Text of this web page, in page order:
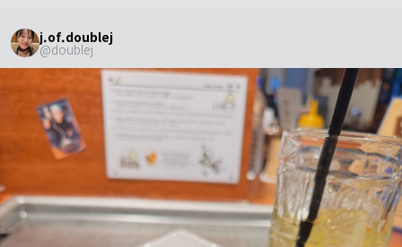
j.of.doublej
@doublej